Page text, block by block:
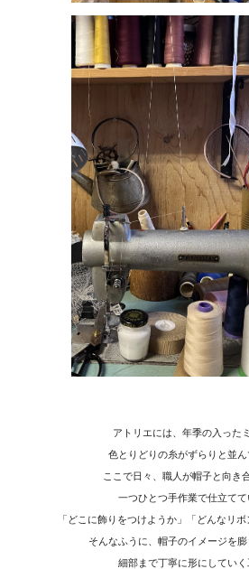
アトリエには、年季の入った
色とりどりの糸がずらりと並ん
ここで日々、職人が帽子と向き
一つひとつ手作業で仕立てて
「どこに飾りをつけようか」「どんなリ
そんなふうに、帽子のイメージを膨
細部まで丁寧に形にしていく